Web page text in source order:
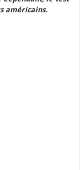
américains.